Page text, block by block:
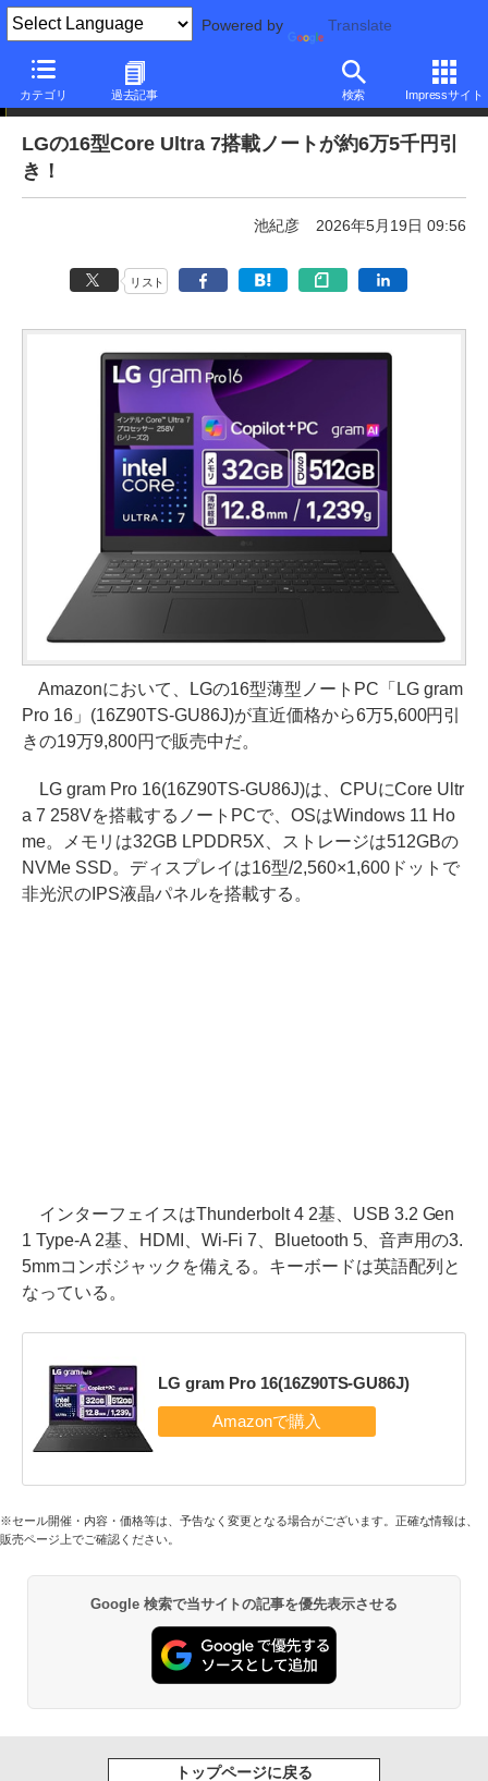
Powered by Translate
カテゴリ 過去記事 検索 Impressサイト
本日みつけたお買い得品
LGの16型Core Ultra 7搭載ノートが約6万5千円引
き！
池紀彦 2026年5月19日 09:56
リスト
Amazonにおいて、LGの16型薄型ノートPC「LG gram
Pro 16」(16Z90TS-GU86J)が直近価格から6万5,600円引
きの19万9,800円で販売中だ。
LG gram Pro 16(16Z90TS-GU86J)は、CPUにCore Ultr
a 7 258Vを搭載するノートPCで、OSはWindows 11 Ho
me。メモリは32GB LPDDR5X、ストレージは512GBの
NVMe SSD。ディスプレイは16型/2,560×1,600ドットで
非光沢のIPS液晶パネルを搭載する。
インターフェイスはThunderbolt 4 2基、USB 3.2 Gen
1 Type-A 2基、HDMI、Wi-Fi 7、Bluetooth 5、音声用の3.
5mmコンボジャックを備える。キーボードは英語配列と
なっている。
LG gram Pro 16(16Z90TS-GU86J)
※セール開催・内容・価格等は、予告なく変更となる場合がございます。正確な情報は、
販売ページ上でご確認ください。
Google 検索で当サイトの記事を優先表示させる
トップページに戻る